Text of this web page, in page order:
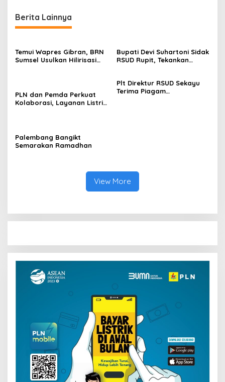
Berita Lainnya
Temui Wapres Gibran, BRN
Sumsel Usulkan Hilirisasi
Bupati Devi Suhartoni Sidak
RSUD Rupit, Tekankan
Kesehata
PLN dan Pemda Perkuat
Kolaborasi, Layanan Listrik
Plt Direktur RSUD Sekayu
Terima Piagam
Palembang Bangikt
Semarakan Ramadhan
View More